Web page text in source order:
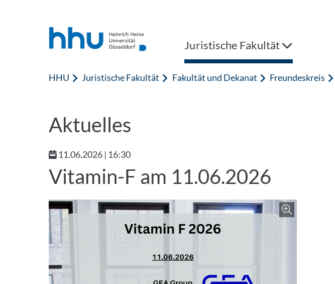
Juristische Fakultät
HHU Juristische Fakultät Fakultät und Dekanat Freundeskreis
Aktuelles
11.06.2026 | 16:30
Vitamin-F am 11.06.2026